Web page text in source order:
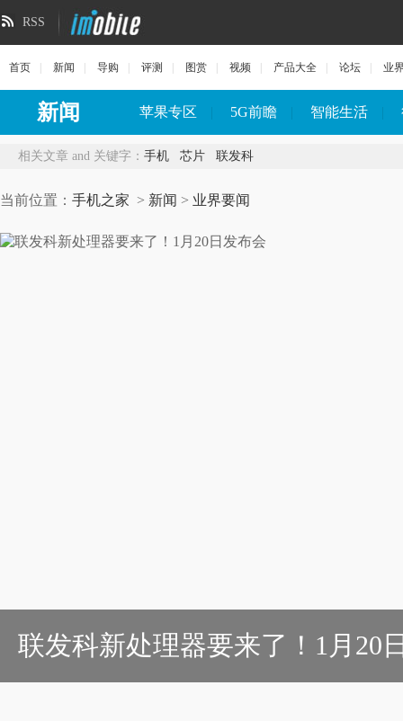
RSS
首页 新闻 导购 评测 图赏 视频 产品大全 论坛 业
新闻 苹果专区 5G前瞻 智能生活
相关文章 and 关键字： 手机 芯片 联发科
当前位置： 手机之家 > 新闻 > 业界要闻
联发科新处理器要来了！1月20